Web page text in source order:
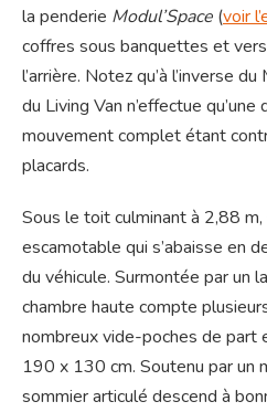
la penderie Modul’Space (voir
coffres sous banquettes et
l’arrière. Notez qu’à l’inverse
du Living Van n’effectue
mouvement complet étant
placards.
Sous le toit culminant à 2,88
escamotable qui s’abaisse en
du véhicule. Surmontée par un
chambre haute compte
nombreux vide-poches de part
190 x 130 cm. Soutenu par un
sommier articulé descend à